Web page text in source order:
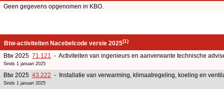
Geen gegevens opgenomen in KBO.
Btw-activiteiten Nacebelcode versie 2025(1)
Btw 2025 71.121 - Activiteiten van ingenieurs en aanverwante technische
Sinds 1 januari 2025
Btw 2025 43.222 - Installatie van verwarming, klimaatregeling, koeling en
Sinds 1 januari 2025